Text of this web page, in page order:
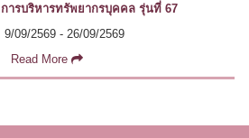
ารบริหารทรัพยากรบุคคล รุ่นที่ 67
9/09/2569 - 26/09/2569
Read More